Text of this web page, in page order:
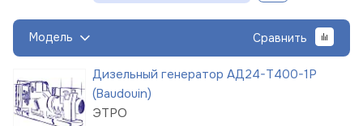
Модель Сравнить
Дизельный генератор АД24-Т400-1Р
(Baudouin)
ЭТРО